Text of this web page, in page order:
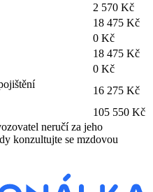
2 570 Kč
18 475 Kč
0 Kč
18 475 Kč
0 Kč
16 275 Kč
105 550 Kč
neručí za jeho
konzultujte se mzdovou